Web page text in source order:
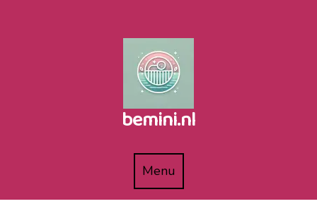
bemini.nl
MenuMenu